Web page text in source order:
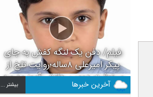
فیلم/ دفن یک لنگه کفش به جای
پیکر امیرعلی ۸ساله؛روایت تلخ از
سرنوشت دومین دانش آموز مدرسه
میناب بعد از ماکان
آخرین خبرها بيشتر ...